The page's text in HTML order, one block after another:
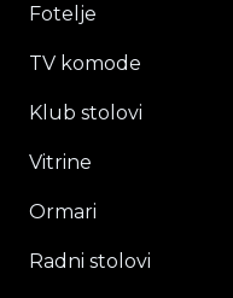
Fotelje
TV komode
Klub stolovi
Vitrine
Ormari
Radni stolovi